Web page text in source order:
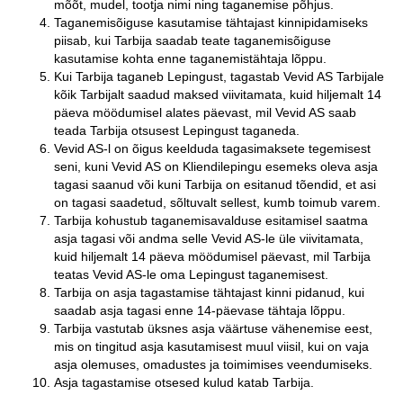
mõõt, mudel, tootja nimi ning taganemise põhjus.
Taganemisõiguse kasutamise tähtajast kinnipidamiseks
piisab, kui Tarbija saadab teate taganemisõiguse
kasutamise kohta enne taganemistähtaja lõppu.
Kui Tarbija taganeb Lepingust, tagastab Vevid AS Tarbijale
kõik Tarbijalt saadud maksed viivitamata, kuid hiljemalt 14
päeva möödumisel alates päevast, mil Vevid AS saab
teada Tarbija otsusest Lepingust taganeda.
Vevid AS-l on õigus keelduda tagasimaksete tegemisest
seni, kuni Vevid AS on Kliendilepingu esemeks oleva asja
tagasi saanud või kuni Tarbija on esitanud tõendid, et asi
on tagasi saadetud, sõltuvalt sellest, kumb toimub varem.
Tarbija kohustub taganemisavalduse esitamisel saatma
asja tagasi või andma selle Vevid AS-le üle viivitamata,
kuid hiljemalt 14 päeva möödumisel päevast, mil Tarbija
teatas Vevid AS-le oma Lepingust taganemisest.
Tarbija on asja tagastamise tähtajast kinni pidanud, kui
saadab asja tagasi enne 14-päevase tähtaja lõppu.
Tarbija vastutab üksnes asja väärtuse vähenemise eest,
mis on tingitud asja kasutamisest muul viisil, kui on vaja
asja olemuses, omadustes ja toimimises veendumiseks.
Asja tagastamise otsesed kulud katab Tarbija.